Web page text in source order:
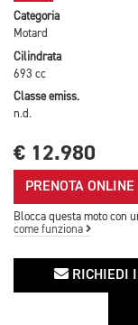
Categoria
Motard
Cilindrata
693 cc
Classe emiss.
n.d.
€ 12.980
PRENOTA ONLINE
Blocca questa moto con
come funziona
RICHIEDI